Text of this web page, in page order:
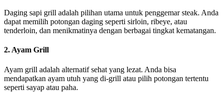
Daging sapi grill adalah pilihan utama untuk penggemar steak. Anda
dapat memilih potongan daging seperti sirloin, ribeye, atau
tenderloin, dan menikmatinya dengan berbagai tingkat kematangan.
2. Ayam Grill
Ayam grill adalah alternatif sehat yang lezat. Anda bisa
mendapatkan ayam utuh yang di-grill atau pilih potongan tertentu
seperti sayap atau paha.